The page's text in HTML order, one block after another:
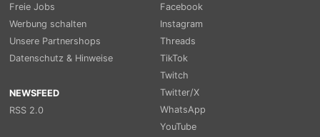
Freie Jobs
Werbung schalten
Unsere Partnershops
Datenschutz & Hinweise
NEWSFEED
RSS 2.0
Facebook
Instagram
Threads
TikTok
Twitch
Twitter/X
WhatsApp
YouTube